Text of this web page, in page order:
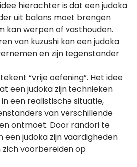
hierachter is dat een judoka
uit balans moet brengen
kan werpen of vasthouden.
van kuzushi kan een judoka
en zijn tegenstander
“vrije oefening”. Het idee
een judoka zijn technieken
een realistische situatie,
van verschillende
ontmoet. Door randori te
een judoka zijn vaardigheden
voorbereiden op